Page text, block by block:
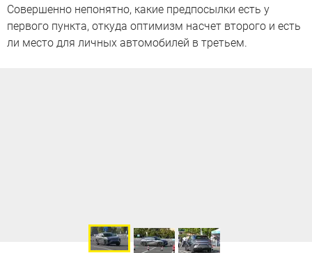
Совершенно непонятно, какие предпосылки есть у
первого пункта, откуда оптимизм насчет второго и есть
ли место для личных автомобилей в третьем.